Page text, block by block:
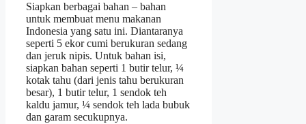
Siapkan berbagai bahan – bahan
untuk membuat menu makanan
Indonesia yang satu ini. Diantaranya
seperti 5 ekor cumi berukuran sedang
dan jeruk nipis. Untuk bahan isi,
siapkan bahan seperti 1 butir telur, ¼
kotak tahu (dari jenis tahu berukuran
besar), 1 butir telur, 1 sendok teh
kaldu jamur, ¼ sendok teh lada bubuk
dan garam secukupnya.